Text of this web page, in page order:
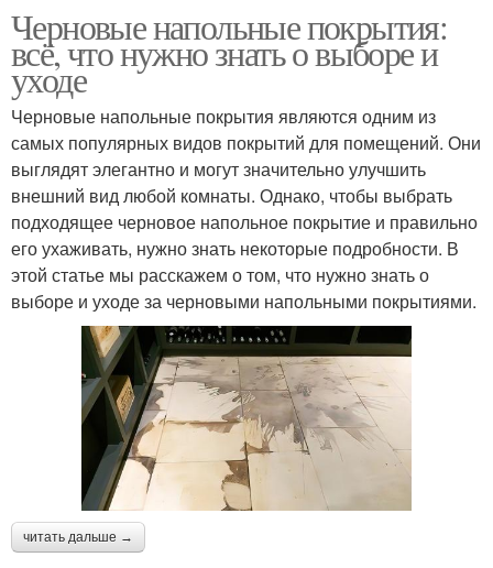
Черновые напольные покрытия:
всё, что нужно знать о выборе и
уходе
Черновые напольные покрытия являются одним из
самых популярных видов покрытий для помещений. Они
выглядят элегантно и могут значительно улучшить
внешний вид любой комнаты. Однако, чтобы выбрать
подходящее черновое напольное покрытие и правильно
его ухаживать, нужно знать некоторые подробности. В
этой статье мы расскажем о том, что нужно знать о
выборе и уходе за черновыми напольными покрытиями.
читать дальше →